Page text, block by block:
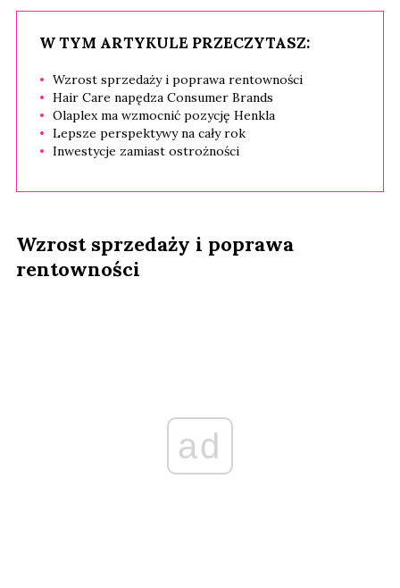
W TYM ARTYKULE PRZECZYTASZ:
Wzrost sprzedaży i poprawa rentowności
Hair Care napędza Consumer Brands
Olaplex ma wzmocnić pozycję Henkla
Lepsze perspektywy na cały rok
Inwestycje zamiast ostrożności
Wzrost sprzedaży i poprawa
rentowności
ad